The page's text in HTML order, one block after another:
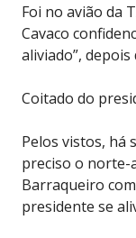
Foi no avião da
Cavaco
aliviado”,
Coitado do
Pelos vistos, há
preciso o norte-
Barraqueiro
presidente se